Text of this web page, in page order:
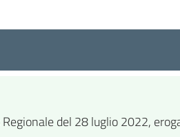
del 28 luglio 2022,